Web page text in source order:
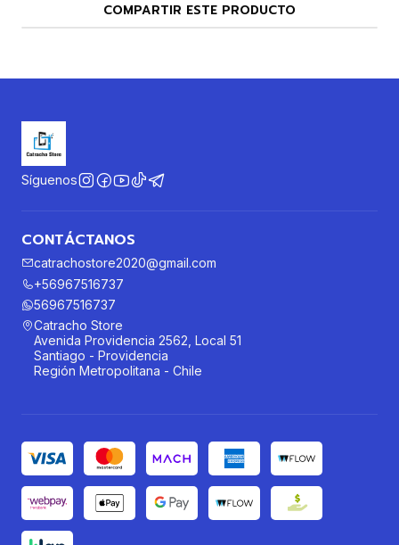
COMPARTIR ESTE PRODUCTO
Síguenos
CONTÁCTANOS
catrachostore2020@gmail.com
+56967516737
56967516737
Catracho Store
Avenida Providencia 2562, Local 51
Santiago - Providencia
Región Metropolitana - Chile